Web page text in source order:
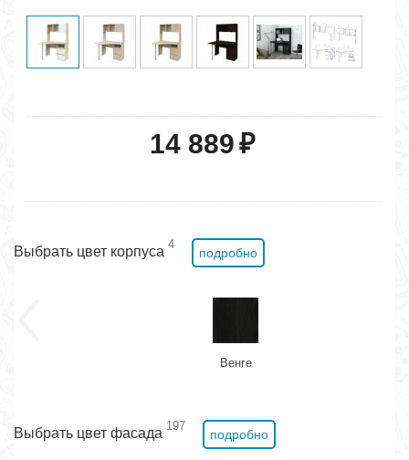
14 889₽
Выбрать цвет корпуса 4
подробно
Венге
Выбрать цвет фасада 197
подробно